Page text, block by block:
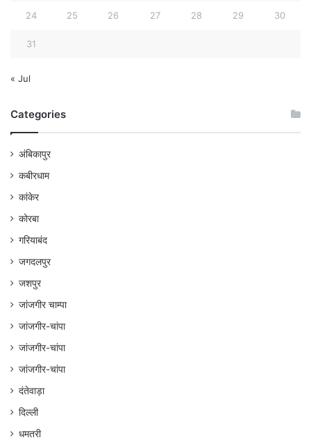
24 25 26 27 28 29 30
31
« Jul
Categories
अंबिकापुर
कबीरधाम
कांकेर
कोरबा
गरियाबंद
जगदलपुर
जशपुर
जांजगीर चाम्पा
जांजगीर-चांपा
जांजगीर-चांपा
जांजगीर-चांपा
दंतेवाड़ा
दिल्ली
धमतरी